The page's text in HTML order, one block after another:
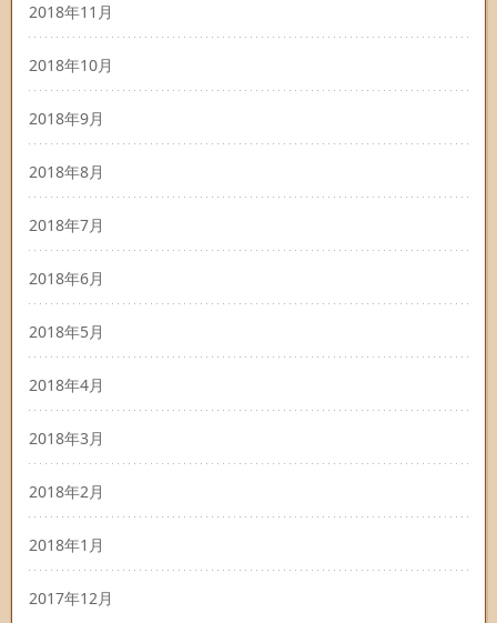
2018年11月
2018年10月
2018年9月
2018年8月
2018年7月
2018年6月
2018年5月
2018年4月
2018年3月
2018年2月
2018年1月
2017年12月